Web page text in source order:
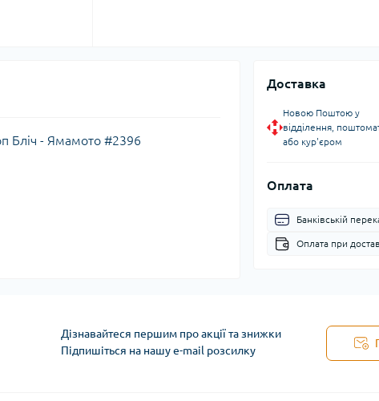
Доставка
Новою Поштою у
відділення,
або кур'єром
Оплата
Банківській
Оплата при
Бліч - Ямамото #2396
Дізнавайтеся першим про акції та знижки
Підпишіться на нашу e-mail розсилку